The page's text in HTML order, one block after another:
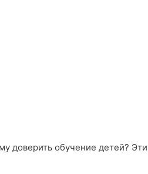
доверить обучение детей? Эти